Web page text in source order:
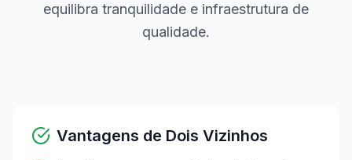
equilibra tranquilidade e infraestrutura de
qualidade.
Vantagens de Dois Vizinhos